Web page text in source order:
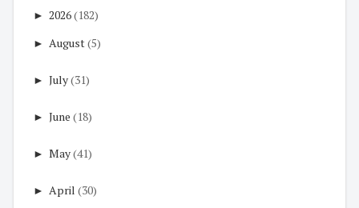
► 2026(182)
► August(5)
► July(31)
► June (18)
► May(41)
► April (30)